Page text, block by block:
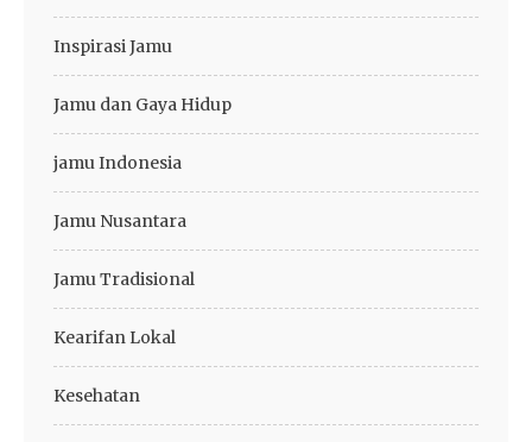
Inspirasi Jamu
Jamu dan Gaya Hidup
jamu Indonesia
Jamu Nusantara
Jamu Tradisional
Kearifan Lokal
Kesehatan